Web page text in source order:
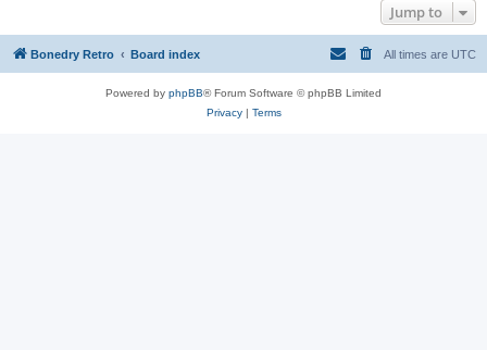
Jump to
Bonedry Retro Board index All times are UTC
Powered by phpBB® Forum Software © phpBB Limited
Privacy| Terms